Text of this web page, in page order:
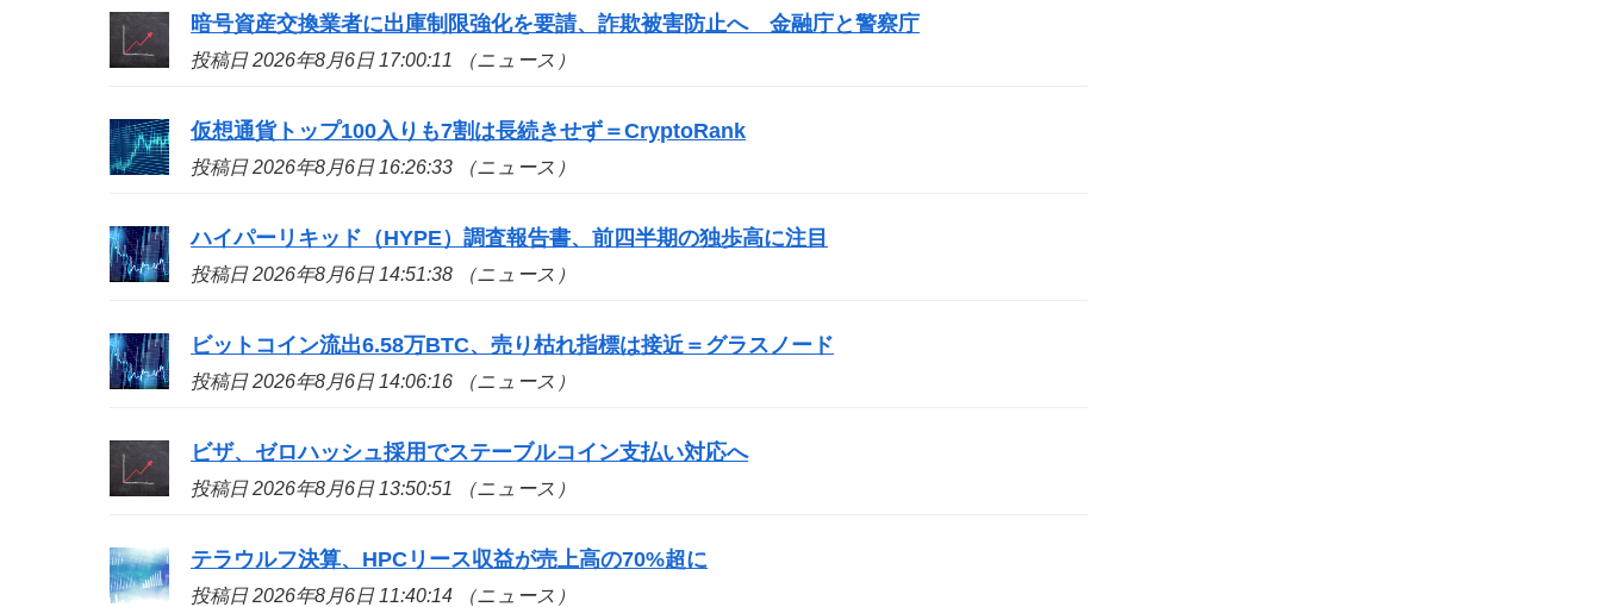
暗号資産交換業者に出庫制限強化を要請、詐欺被害防止へ 金融庁と警察庁
投稿日 2026年8月6日 17:00:11 （ニュース）
仮想通貨トップ100入りも7割は長続きせず＝CryptoRank
投稿日 2026年8月6日 16:26:33 （ニュース）
ハイパーリキッド（HYPE）調査報告書、前四半期の独歩高に注目
投稿日 2026年8月6日 14:51:38 （ニュース）
ビットコイン流出6.58万BTC、売り枯れ指標は接近＝グラスノード
投稿日 2026年8月6日 14:06:16 （ニュース）
ビザ、ゼロハッシュ採用でステーブルコイン支払い対応へ
投稿日 2026年8月6日 13:50:51 （ニュース）
テラウルフ決算、HPCリース収益が売上高の70%超に
投稿日 2026年8月6日 11:40:14 （ニュース）